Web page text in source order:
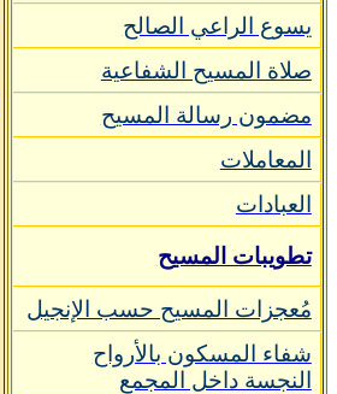
يسوع الراعي الصالح
صلاة المسيح الشفاعية
مضمون رسالة المسيح
المعاملات
العبادات
تطويبات المسيح
مُعجزات المسيح حسب الإنجيل
شفاء المسكون بالأرواح
النجسة داخل المجمع